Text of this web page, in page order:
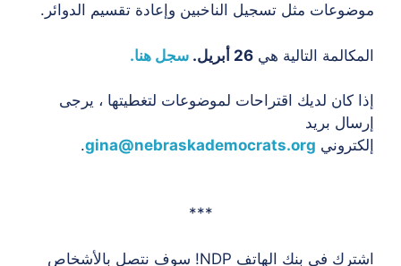
موضوعات مثل تسجيل الناخبين وإعادة تقسيم الدوائر.
المكالمة التالية هي 26 أبريل. سجل هنا.
إذا كان لديك اقتراحات لموضوعات لتغطيتها ، يرجى
إرسال بريد
إلكتروني gina@nebraskademocrats.org
.
***
اشترك في بنك الهاتف NDP! سوف نتصل بالأشخاص